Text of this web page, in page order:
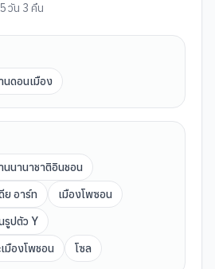
วัน 3 คืน
นดอนเมือง
นนานาชาติอินชอน
ย อาร์ท
เมืองโพซอน
รูปตัว Y
มืองโพชอน
โซล